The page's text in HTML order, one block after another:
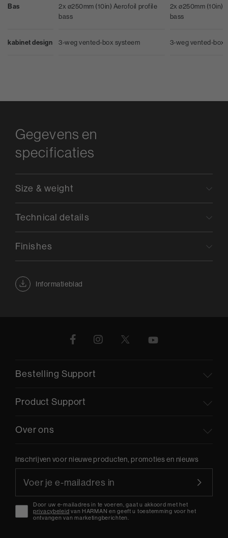
Bas
kabinet design
2x ø250mm (10in) Aerofoil profile
bass
3-weg vented-box systeem
2x ø250mm (10in)
bass
3-weg vented-box
Gegevens en
specificaties
Informatieblad
Size & weight
Technical details
Finishes
Bestelling Support
Product Support
Over ons
Inschrijven voor nieuwe producten, promoties en nieuws
Door uw e-mailadres in te voeren, gaat u akkoord met het
privacybeleid van HARMAN en geeft u toestemming voor het
ontvangen van marketingberichten.